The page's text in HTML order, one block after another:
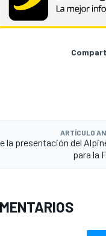
ARTÍCULO
la presentación del
para la